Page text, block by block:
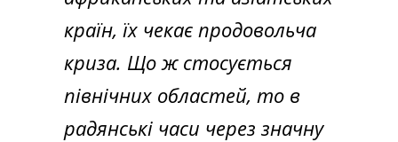
країн, їх чекає продовольча
криза. Що ж стосується
північних областей, то в
радянські часи через значну